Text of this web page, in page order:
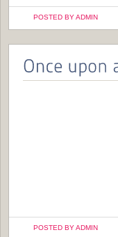
POSTED BY ADMIN
POSTED BY ADMIN